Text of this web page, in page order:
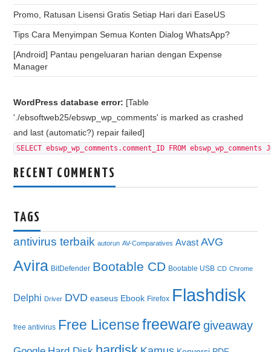
Promo, Ratusan Lisensi Gratis Setiap Hari dari EaseUS
Tips Cara Menyimpan Semua Konten Dialog WhatsApp?
[Android] Pantau pengeluaran harian dengan Expense
Manager
WordPress database error: [Table
'./ebsoftweb25/ebswp_wp_comments' is marked as crashed
and last (automatic?) repair failed]
SELECT ebswp_wp_comments.comment_ID FROM
RECENT COMMENTS
TAGS
antivirus terbaik autorun AV-Comparatives Avast AVG
Avira BitDefender Bootable CD Bootable USB CD Chrome
Delphi Driver DVD easeus Ebook Firefox Flashdisk
free antivirus Free License freeware giveaway